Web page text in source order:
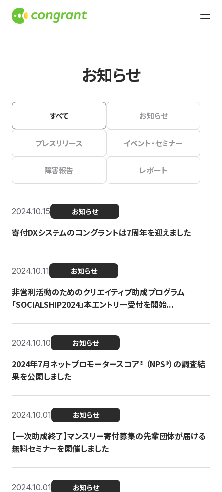
お知らせ
すべて お知らせ
プレスリリース イベント・セミナー
障害報告 レポート
2024.10.15 お知らせ
寄付DXシステムのコングラントは7周年を迎えました
2024.10.11 お知らせ
非営利活動のためのクリエイティブ助成プログラム
「SOCIALSHIP2024」本エントリー受付を開始...
2024.10.10 お知らせ
2024年7月ネットプロモータースコア®︎ （NPS®︎）の調査結
果を公開しました
2024.10.01 お知らせ
【一次助成終了】マンスリー寄付募集の先輩団体が届ける
無料セミナーを開催しました
2024.10.01 お知らせ